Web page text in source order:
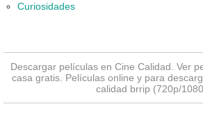
Curiosidades
Descargar películas en Cine Calidad. Ver
casa gratis. Películas online y para
calidad brrip (720p/